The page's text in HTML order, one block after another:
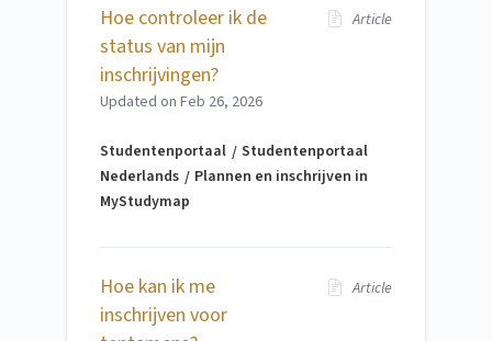
Hoe controleer ik de
status van mijn
inschrijvingen?
Article
Updated on Feb 26, 2026
Studentenportaal
Studentenportaal
Nederlands
Plannen en inschrijven in
MyStudymap
Hoe kan ik me
inschrijven voor
Article